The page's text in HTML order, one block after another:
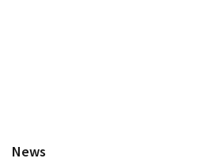
News